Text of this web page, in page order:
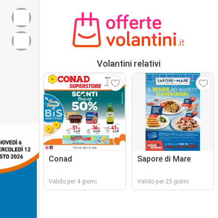
Volantini relativi
Conad
Valido per 4 giorni
Sapore di Mare
Valido per 25 giorni